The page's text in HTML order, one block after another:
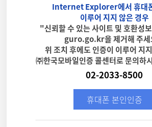
Internet Explorer에서 휴대
이루어 지지 않은 경우
"신뢰할 수 있는 사이트 및 호환성
guro.go.kr을 제거해 주
위 조치 후에도 인증이 이루어 지
㈜한국모바일인증 콜센터로 문의하
02-2033-8500
휴대폰 본인인증